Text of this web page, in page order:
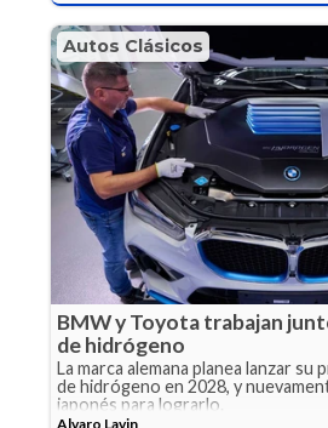
Autos Clásicos
BMW y Toyota trabajan
de hidrógeno
La marca alemana planea lanzar su
de hidrógeno en 2028, y
japonés para lograrlo.
Alvaro Lavin